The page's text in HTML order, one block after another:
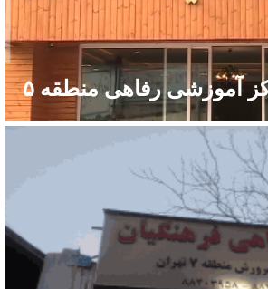
آموزشی رفاهی منطقه ۵